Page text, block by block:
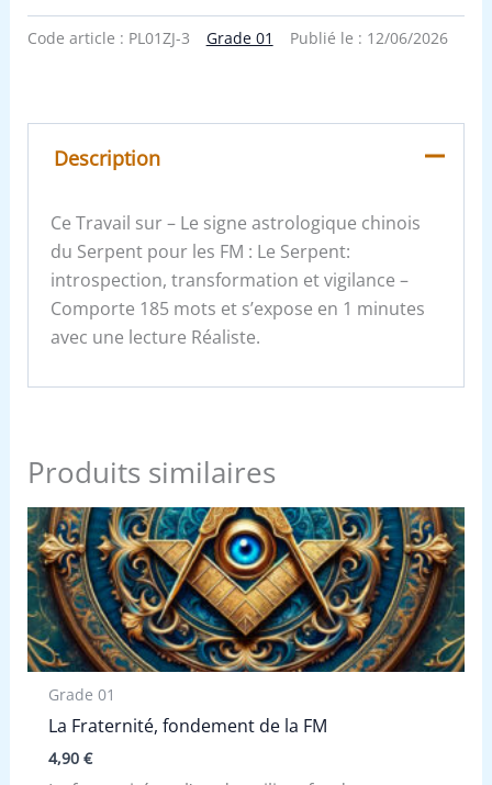
Code article : PL01ZJ-3 Grade 01 Publié le : 12/06/2026
Description
Ce Travail sur – Le signe astrologique chinois
du Serpent pour les FM : Le Serpent:
introspection, transformation et vigilance –
Comporte 185 mots et s’expose en 1 minutes
avec une lecture Réaliste.
Produits similaires
Grade 01
La Fraternité, fondement de la FM
4,90 €